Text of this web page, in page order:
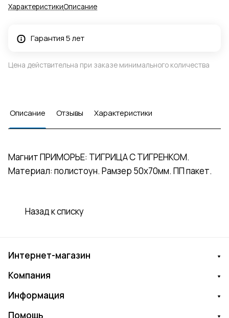
ХарактеристикиОписание
Гарантия 5 лет
Цена действительна при заказе минимального количества
Описание Отзывы Характеристики
Магнит ПРИМОРЬЕ: ТИГРИЦА С ТИГРЕНКОМ.
Материал: полистоун. Рамзер 50х70мм. ПП пакет.
Назад к списку
Интернет-магазин
Компания
Информация
Помощь